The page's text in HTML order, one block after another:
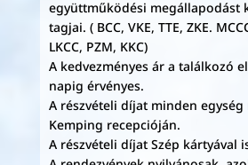
együttműködési megállapodást
tagjai. ( BCC, VKE, TTE, ZKE.
LKCC, PZM, KKC)
A kedvezményes ár a találkozó
napig érvényes.
A részvételi díjat minden egység
Kemping recepcióján.
A részvételi díjat Szép kártyával